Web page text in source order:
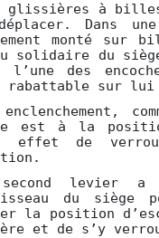
glissières à billes
Dans
monté sur
solidaire du
l’une des
rabattable sur lui
est à la
effet de
second levier
du siège
la position
et de s’y